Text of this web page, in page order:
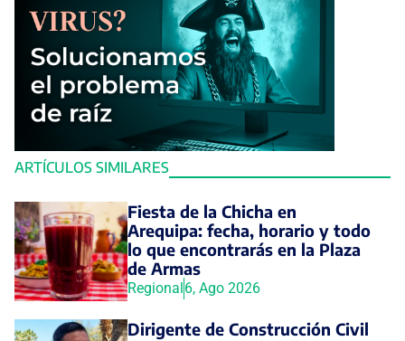
ARTÍCULOS SIMILARES
Fiesta de la Chicha en
Arequipa: fecha, horario y todo
lo que encontrarás en la Plaza
de Armas
Regional6, Ago 2026
Dirigente de Construcción Civil